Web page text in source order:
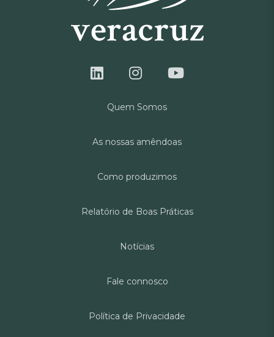
Quem Somos
As nossas amêndoas
Como produzimos
Relatório de Boas Práticas
Notícias
Fale connosco
Política de Privacidade